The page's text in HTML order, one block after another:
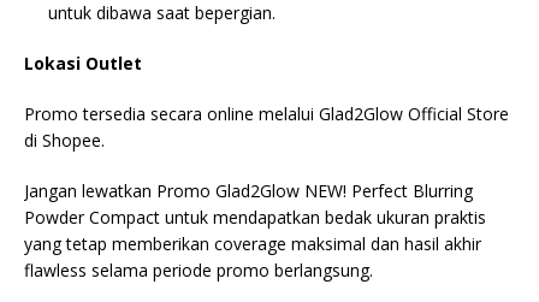
untuk dibawa saat bepergian.
Lokasi Outlet
Promo tersedia secara online melalui Glad2Glow Official Store
di Shopee.
Jangan lewatkan Promo Glad2Glow NEW! Perfect Blurring
Powder Compact untuk mendapatkan bedak ukuran praktis
yang tetap memberikan coverage maksimal dan hasil akhir
flawless selama periode promo berlangsung.